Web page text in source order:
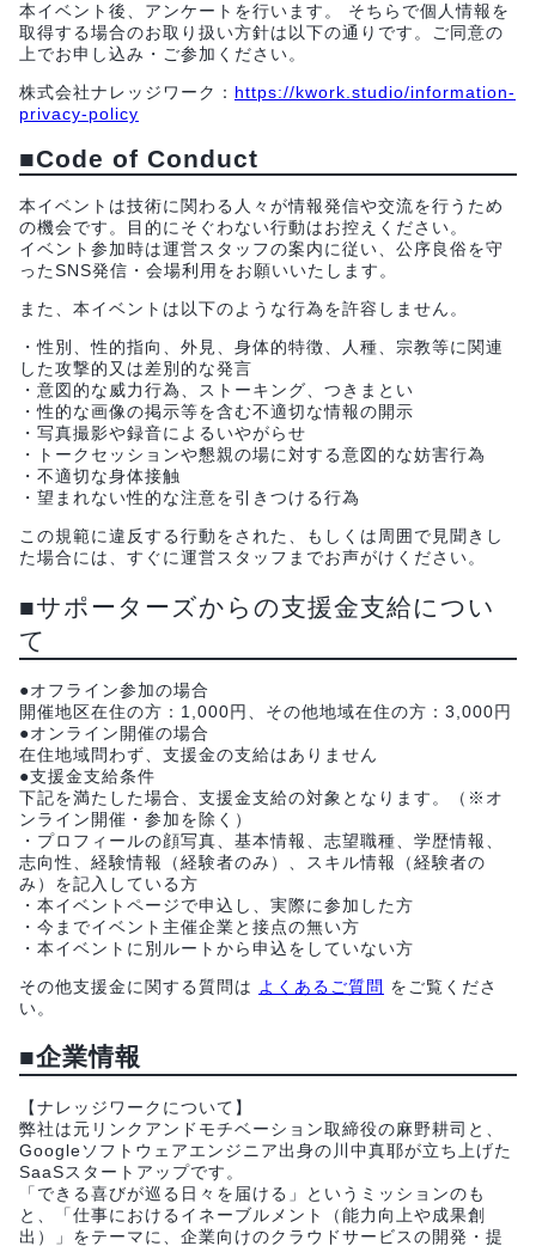
本イベント後、アンケートを行います。 そちらで個人情報を
取得する場合のお取り扱い方針は以下の通りです。ご同意の
上でお申し込み・ご参加ください。
株式会社ナレッジワーク： https://kwork.studio/information-
privacy-policy
■Code of Conduct
本イベントは技術に関わる人々が情報発信や交流を行うため
の機会です。目的にそぐわない行動はお控えください。
イベント参加時は運営スタッフの案内に従い、公序良俗を守
ったSNS発信・会場利用をお願いいたします。
また、本イベントは以下のような行為を許容しません。
・性別、性的指向、外見、身体的特徴、人種、宗教等に関連
した攻撃的又は差別的な発言
・意図的な威力行為、ストーキング、つきまとい
・性的な画像の掲示等を含む不適切な情報の開示
・写真撮影や録音によるいやがらせ
・トークセッションや懇親の場に対する意図的な妨害行為
・不適切な身体接触
・望まれない性的な注意を引きつける行為
この規範に違反する行動をされた、もしくは周囲で見聞きし
た場合には、すぐに運営スタッフまでお声がけください。
■サポーターズからの支援金支給につい
て
●オフライン参加の場合
開催地区在住の方：1,000円、その他地域在住の方：3,000円
●オンライン開催の場合
在住地域問わず、支援金の支給はありません
●支援金支給条件
下記を満たした場合、支援金支給の対象となります。（※オ
ンライン開催・参加を除く）
・プロフィールの顔写真、基本情報、志望職種、学歴情報、
志向性、経験情報（経験者のみ）、スキル情報（経験者の
み）を記入している方
・本イベントページで申込し、実際に参加した方
・今までイベント主催企業と接点の無い方
・本イベントに別ルートから申込をしていない方
その他支援金に関する質問は よくあるご質問 をご覧くださ
い。
■企業情報
【ナレッジワークについて】
弊社は元リンクアンドモチベーション取締役の麻野耕司と、
Googleソフトウェアエンジニア出身の川中真耶が立ち上げた
SaaSスタートアップです。
「できる喜びが巡る日々を届ける」というミッションのも
と、「仕事におけるイネーブルメント（能力向上や成果創
出）」をテーマに、企業向けのクラウドサービスの開発・提